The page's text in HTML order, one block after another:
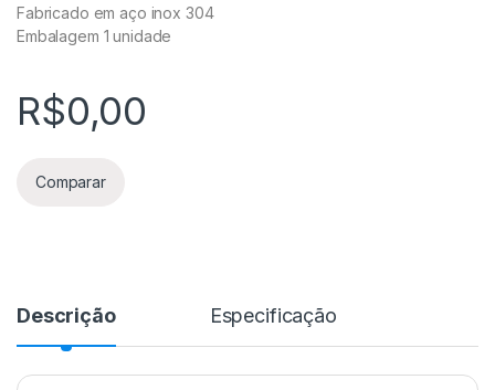
Fabricado em aço inox 304
Embalagem 1 unidade
R$0,00
Comparar
Descrição Especificação